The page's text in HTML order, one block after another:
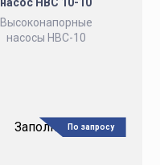
насос НВС 10-10
Высоконапорные
насосы НВС-10
По запросу